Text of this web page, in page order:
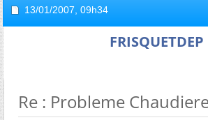
13/01/2007, 09h34
FRISQUETDEP
Re : Probleme